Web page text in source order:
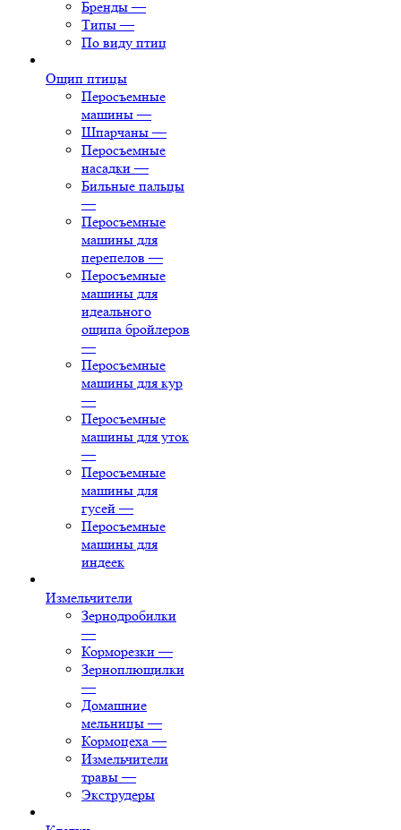
Бренды —
Типы —
По виду птиц
Ощип птицы
Перосъемные
машины —
Шпарчаны —
Перосъемные
насадки —
Бильные пальцы
—
Перосъемные
машины для
перепелов —
Перосъемные
машины для
идеального
ощипа бройлеров
—
Перосъемные
машины для кур
—
Перосъемные
машины для уток
—
Перосъемные
машины для
гусей —
Перосъемные
машины для
индеек
Измельчители
Зернодробилки
—
Корморезки —
Зерноплющилки
—
Домашние
мельницы —
Кормоцеха —
Измельчители
травы —
Экструдеры